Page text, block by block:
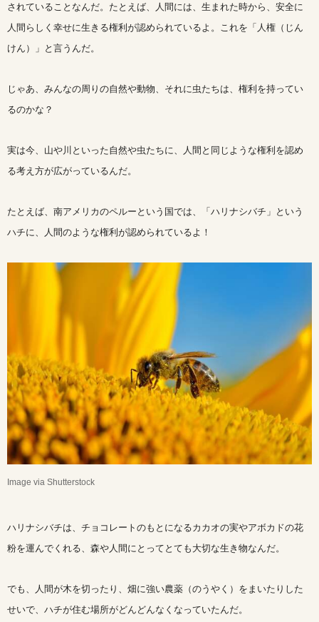
されていることなんだ。たとえば、人間には、生まれた時から、安全に
人間らしく幸せに生きる権利が認められているよ。これを「人権（じん
けん）」と言うんだ。
じゃあ、みんなの周りの自然や動物、それに虫たちは、権利を持ってい
るのかな？
実は今、山や川といった自然や虫たちに、人間と同じような権利を認め
る考え方が広がっているんだ。
たとえば、南アメリカのペルーという国では、「ハリナシバチ」という
ハチに、人間のような権利が認められているよ！
Image via Shutterstock
ハリナシバチは、チョコレートのもとになるカカオの実やアボカドの花
粉を運んでくれる、森や人間にとってとても大切な生き物なんだ。
でも、人間が木を切ったり、畑に強い農薬（のうやく）をまいたりした
せいで、ハチが住む場所がどんどんなくなっていたんだ。